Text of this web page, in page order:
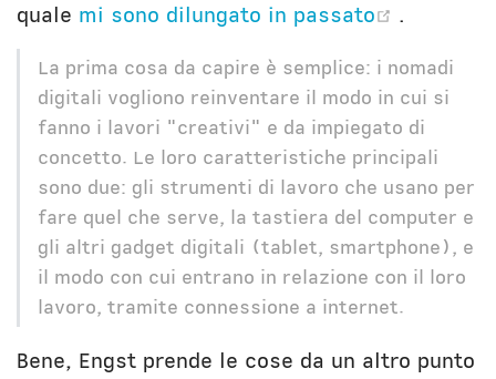
quale mi sono dilungato in passato (opens
.
La prima cosa da capire è semplice: i nomadi
digitali vogliono reinventare il modo in cui si
fanno i lavori "creativi" e da impiegato di
concetto. Le loro caratteristiche principali
sono due: gli strumenti di lavoro che usano per
fare quel che serve, la tastiera del computer e
gli altri gadget digitali (tablet, smartphone), e
il modo con cui entrano in relazione con il loro
lavoro, tramite connessione a internet.
Bene, Engst prende le cose da un altro punto